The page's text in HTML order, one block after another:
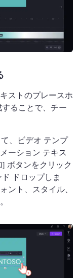
ストのプレースホ
ることで、チー
、ビデオ テンプ
ーション テキス
ボタンをクリック
ドロップしま
ント、スタイル、